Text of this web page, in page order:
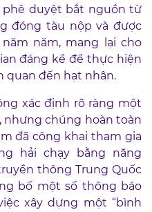
phê duyệt bắt nguồn từ
đóng tàu nộp và được
năm, mang lại cho
đáng kể để thực hiện
quan đến hạt nhân.
xác định rõ ràng một
nhưng chúng hoàn toàn
đã công khai tham gia
hải chạy bằng năng
thông Trung Quốc
bố một số thông báo
xây dựng một “bình